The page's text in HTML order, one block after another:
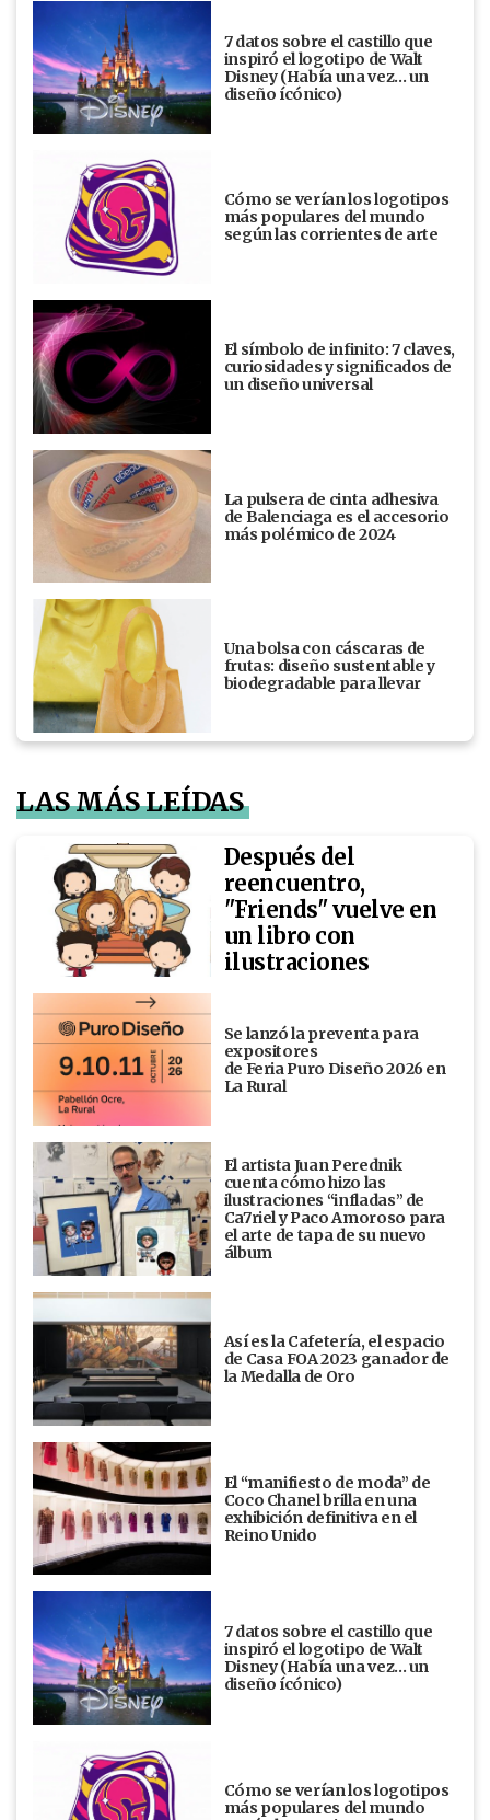
7 datos sobre el castillo que
inspiró el logotipo de Walt
Disney (Había una vez... un
diseño ícónico)
Cómo se verían los logotipos
más populares del mundo
según las corrientes de arte
El símbolo de infinito: 7 claves,
curiosidades y significados de
un diseño universal
La pulsera de cinta adhesiva
de Balenciaga es el accesorio
más polémico de 2024
Una bolsa con cáscaras de
frutas: diseño sustentable y
biodegradable para llevar
LAS MÁS LEÍDAS
Después del
reencuentro,
"Friends" vuelve en
un libro con
ilustraciones
Se lanzó la preventa para
expositores
de Feria Puro Diseño 2026 en
La Rural
El artista Juan Perednik
cuenta cómo hizo las
ilustraciones “infladas” de
Ca7riel y Paco Amoroso para
el arte de tapa de su nuevo
álbum
Así es la Cafetería, el espacio
de Casa FOA 2023 ganador de
la Medalla de Oro
El “manifiesto de moda” de
Coco Chanel brilla en una
exhibición definitiva en el
Reino Unido
7 datos sobre el castillo que
inspiró el logotipo de Walt
Disney (Había una vez... un
diseño ícónico)
Cómo se verían los logotipos
más populares del mundo